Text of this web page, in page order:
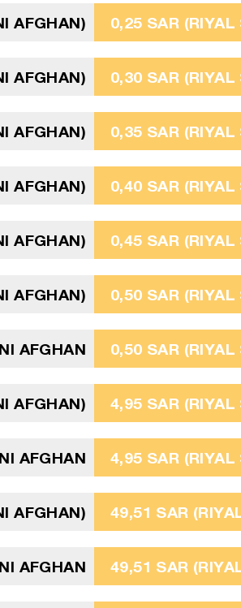
AFGHAN) 0,25 SAR (RIYAL
AFGHAN) 0,30 SAR (RIYAL
AFGHAN) 0,35 SAR (RIYAL
AFGHAN) 0,40 SAR (RIYAL
AFGHAN) 0,45 SAR (RIYAL
AFGHAN) 0,50 SAR (RIYAL
AFGHAN 0,50 SAR (RIYAL
AFGHAN) 4,95 SAR (RIYAL
AFGHAN 4,95 SAR (RIYAL
AFGHAN) 49,51 SAR
AFGHAN 49,51 SAR